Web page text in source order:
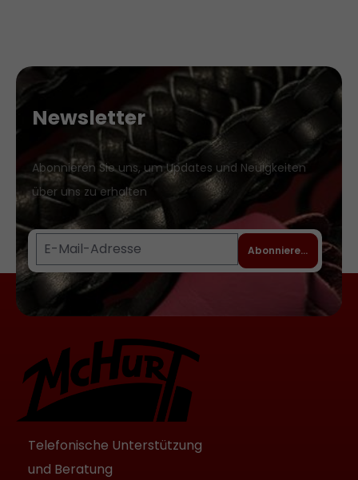
Newsletter
Abonnieren Sie uns, um Updates und Neuigkeiten
über uns zu erhalten
Abonnieren
Telefonische Unterstützung
und Beratung